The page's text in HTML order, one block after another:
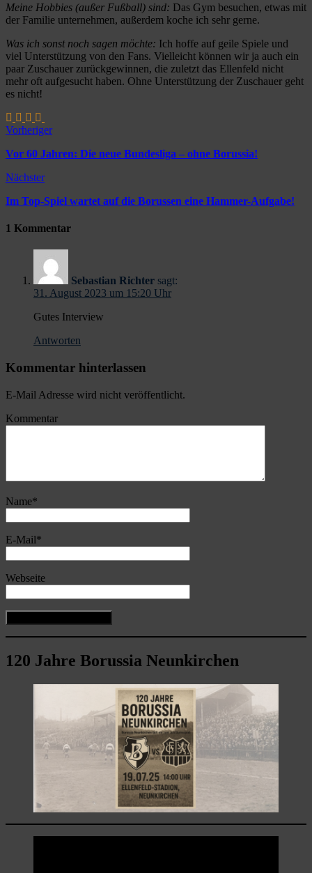
Meine Hobbies (außer Fußball) sind: Das Gym besuchen, etwas mit
der Familie unternehmen, außerdem koche ich sehr gerne.
Was ich sonst noch sagen möchte: Ich hoffe auf geile Spiele und
viel Unterstützung von den Fans. Vielleicht können wir ja auch ein
paar Zuschauer zurückgewinnen, die zuletzt das Ellenfeld nicht
mehr oft aufgesucht haben. Ohne Unterstützung der Zuschauer geht
es nicht!
Vorheriger
Vor 60 Jahren: Die neue Bundesliga – ohne Borussia!
Nächster
Im Top-Spiel wartet auf die Borussen eine Hammer-Aufgabe!
1 Kommentar
Sebastian Richter sagt:
31. August 2023 um 15:20 Uhr
Gutes Interview
Antworten
Kommentar hinterlassen
E-Mail Adresse wird nicht veröffentlicht.
Kommentar
Name*
E-Mail*
Webseite
120 Jahre Borussia Neunkirchen